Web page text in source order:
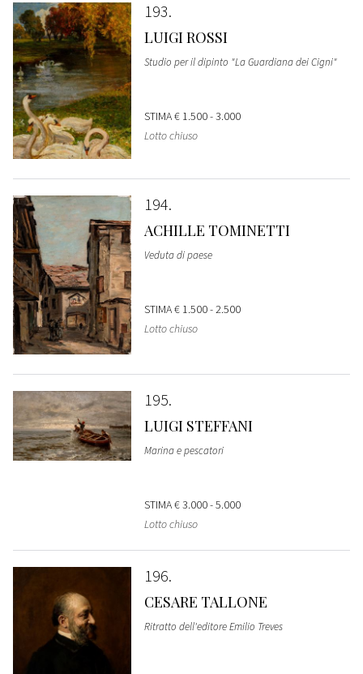
193
LUIGI ROSSI
Studio per il dipinto "La Guardiana dei Cigni"
STIMA€ 1.500 - 3.000
Lotto chiuso
194
ACHILLE TOMINETTI
Veduta di paese
STIMA€ 1.500 - 2.500
Lotto chiuso
195
LUIGI STEFFANI
Marina e pescatori
STIMA€ 3.000 - 5.000
Lotto chiuso
196
CESARE TALLONE
Ritratto dell'editore Emilio Treves